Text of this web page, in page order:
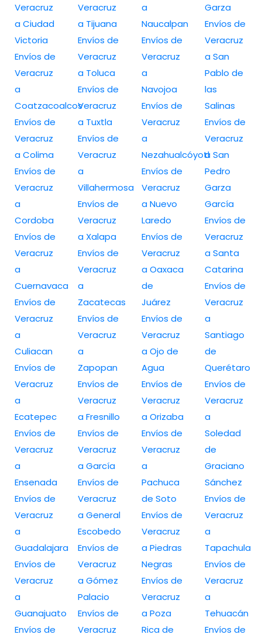
Veracruz
a Ciudad
Victoria
Envíos de
Veracruz
a
Coatzacoalcos
Envíos de
Veracruz
a Colima
Envíos de
Veracruz
a
Cordoba
Envíos de
Veracruz
a
Cuernavaca
Envíos de
Veracruz
a
Culiacan
Envíos de
Veracruz
a
Ecatepec
Envíos de
Veracruz
a
Ensenada
Envíos de
Veracruz
a
Guadalajara
Envíos de
Veracruz
a
Guanajuato
Envíos de
Veracruz
a Tijuana
Envíos de
Veracruz
a Toluca
Envíos de
Veracruz
a Tuxtla
Envíos de
Veracruz
a
Villahermosa
Envíos de
Veracruz
a Xalapa
Envíos de
Veracruz
a
Zacatecas
Envíos de
Veracruz
a
Zapopan
Envíos de
Veracruz
a Fresnillo
Envíos de
Veracruz
a García
Envíos de
Veracruz
a General
Escobedo
Envíos de
Veracruz
a Gómez
Palacio
Envíos de
Veracruz
a
Naucalpan
Envíos de
Veracruz
a
Navojoa
Envíos de
Veracruz
a
Nezahualcóyotl
Envíos de
Veracruz
a Nuevo
Laredo
Envíos de
Veracruz
a Oaxaca
de
Juárez
Envíos de
Veracruz
a Ojo de
Agua
Envíos de
Veracruz
a Orizaba
Envíos de
Veracruz
a
Pachuca
de Soto
Envíos de
Veracruz
a Piedras
Negras
Envíos de
Veracruz
a Poza
Rica de
Garza
Envíos de
Veracruz
a San
Pablo de
las
Salinas
Envíos de
Veracruz
a San
Pedro
Garza
García
Envíos de
Veracruz
a Santa
Catarina
Envíos de
Veracruz
a
Santiago
de
Querétaro
Envíos de
Veracruz
a
Soledad
de
Graciano
Sánchez
Envíos de
Veracruz
a
Tapachula
Envíos de
Veracruz
a
Tehuacán
Envíos de